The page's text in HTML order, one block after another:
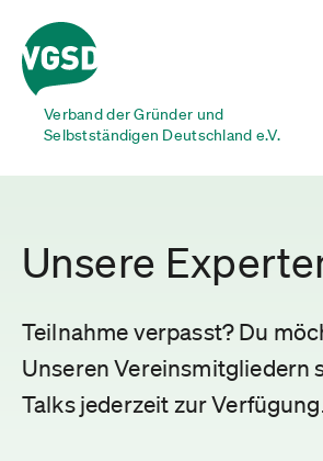
Verband der Gründer und
Selbstständigen Deutschland e.V.
Unsere
Teilnahme verpasst? Du
Unseren Vereinsmitgliedern
Talks jederzeit zur